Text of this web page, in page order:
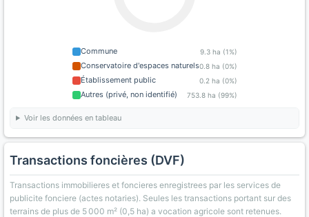
Commune 9.3 ha (1%)
Conservatoire d'espaces naturels0.8 ha (0%)
Établissement public 0.2 ha (0%)
Autres (privé, non identifié) 753.8 ha (99%)
Voir les données en tableau
Transactions foncières (DVF)
Transactions immobilieres et foncieres enregistrees par les services de
publicite fonciere (actes notaries). Seules les transactions portant sur des
terrains de plus de 5 000 m² (0,5 ha) a vocation agricole sont retenues.